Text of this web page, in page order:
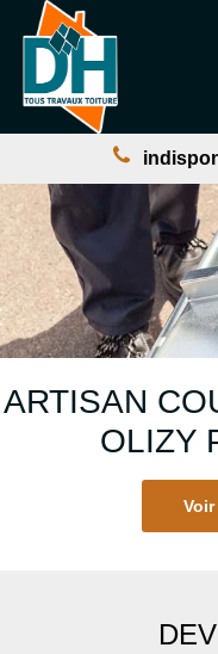
ARTISAN
OLIZY